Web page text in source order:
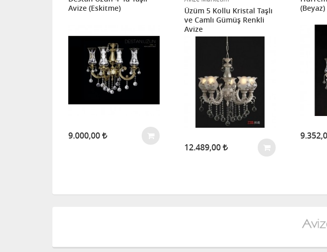
Avize (Eskitme)
9.000,00
Üzüm 5 Kollu Kristal Taşlı
ve Camlı Gümüş Renkli
Avize
12.489,00
(Beyaz)